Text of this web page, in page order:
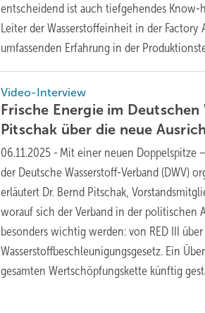
entscheidend ist auch tiefgehendes
Leiter der Wasserstoffeinheit in der
umfassenden Erfahrung in der
Video-Interview
Frische Energie im
Pitschak über die neue
06.11.2025 - Mit einer neuen Doppelspitze
der Deutsche Wasserstoff-Verband (DWV)
erläutert Dr. Bernd Pitschak,
worauf sich der Verband in der
besonders wichtig werden: von RED III
Wasserstoffbeschleunigungsgesetz. Ein
gesamten Wertschöpfungskette künftig